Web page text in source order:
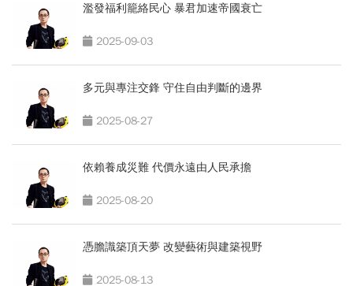
濫發福利籠絡民心 暴君加速帝國衰亡
2025-09-03
多元與專注交鋒 守住自由判斷的邊界
2025-08-27
依賴養成災難 代價永遠由人民承擔
2025-08-20
憑膽識築頂天夢 改變藝術與建築視野
2025-08-13